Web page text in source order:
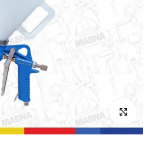
بزرگنمایی تصویر